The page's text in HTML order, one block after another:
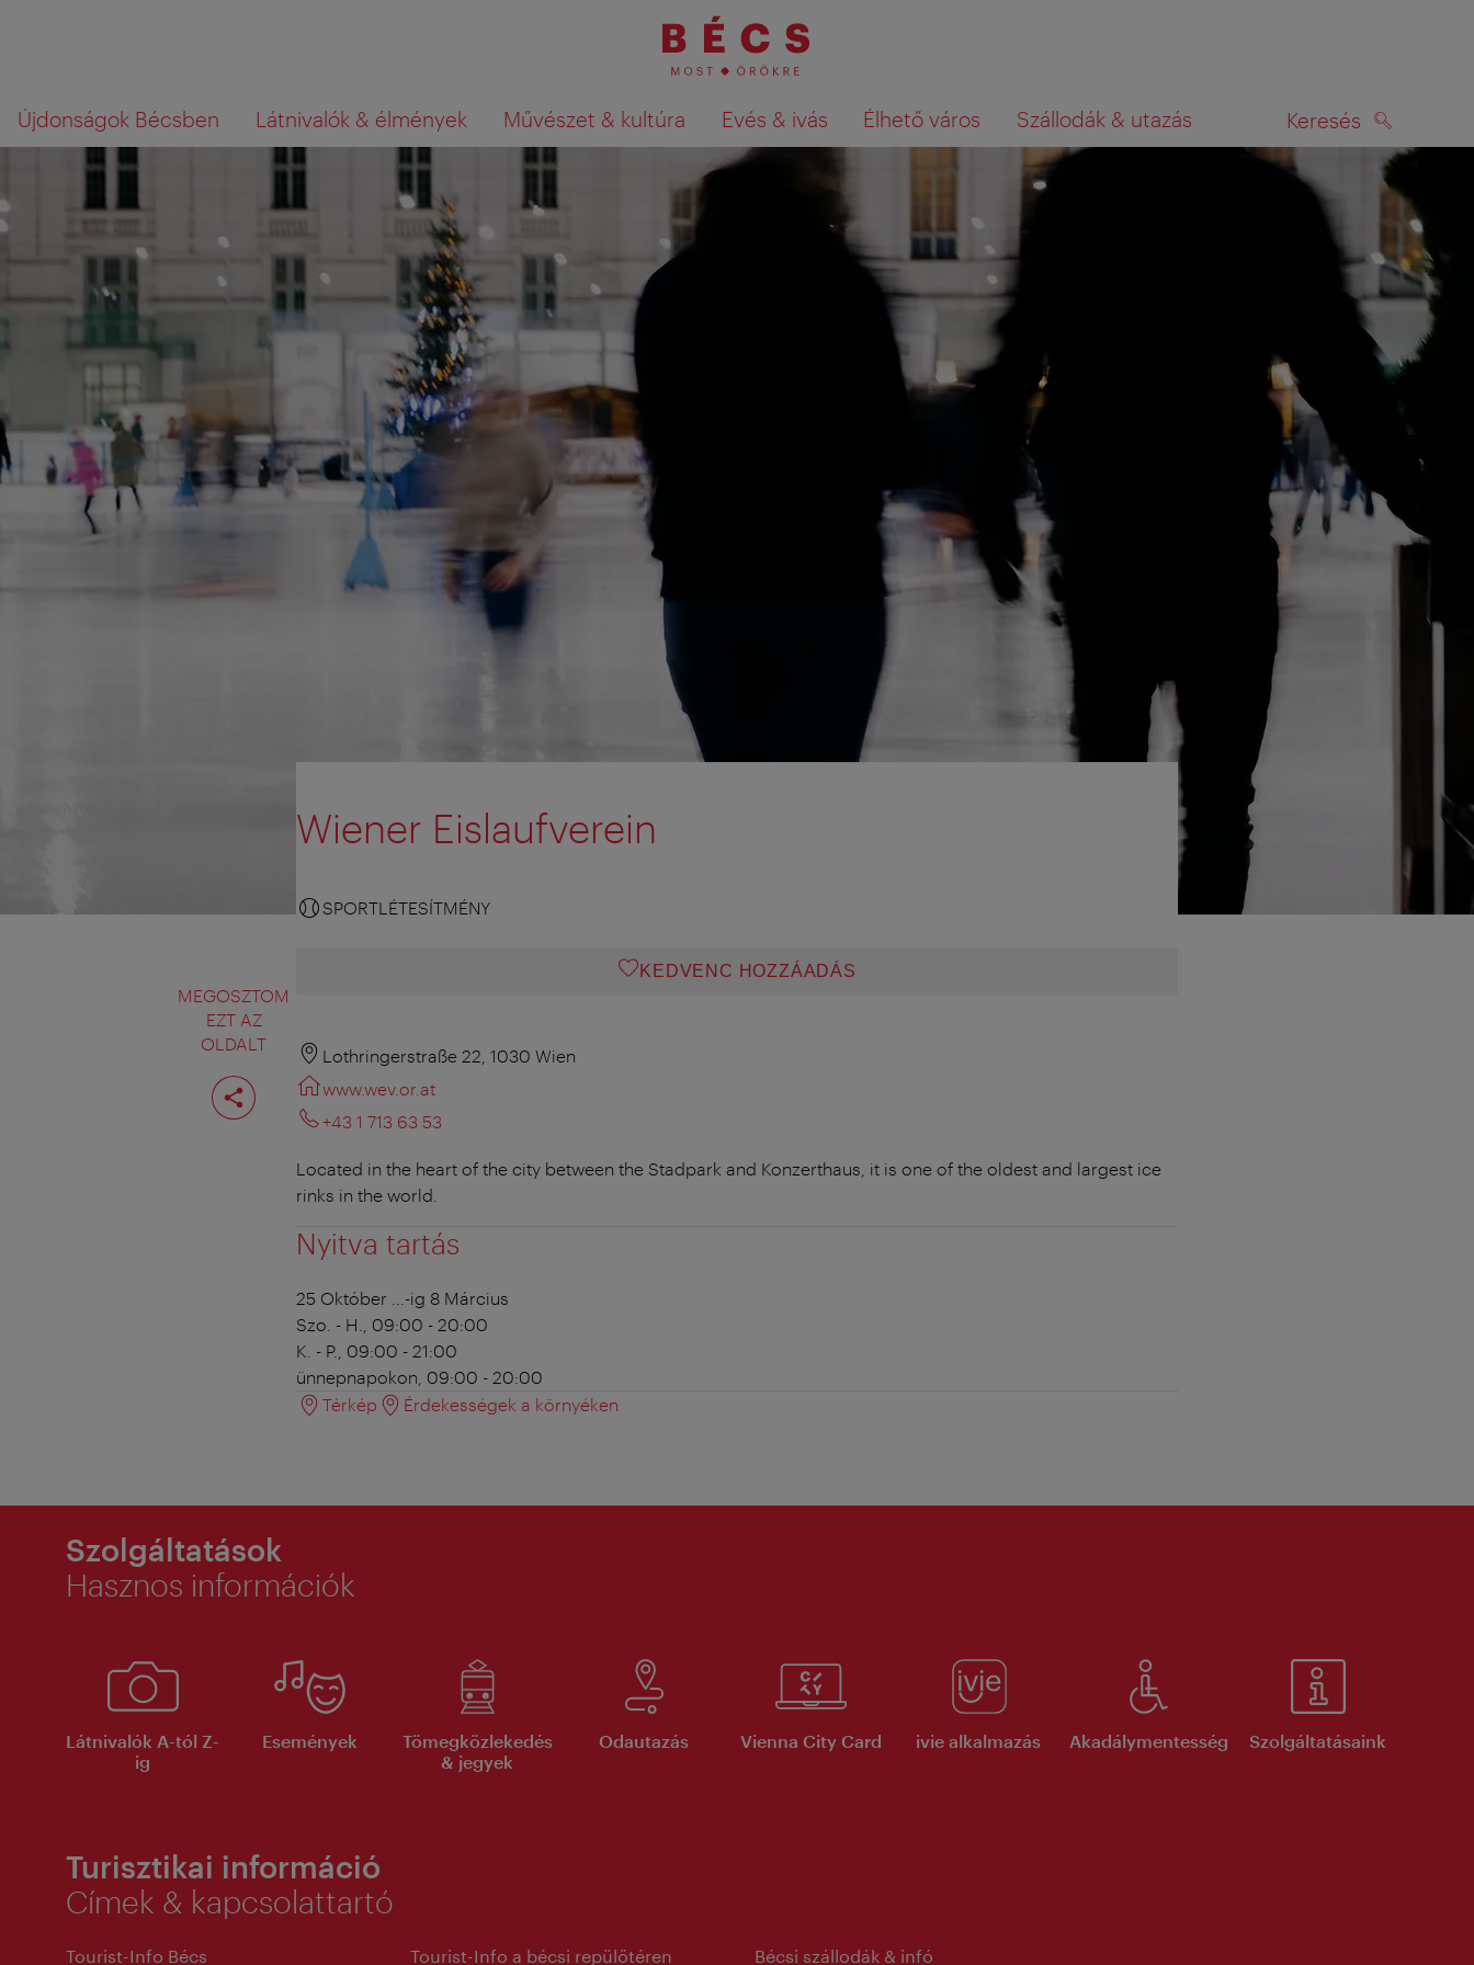
navigációhoz
tartalomhoz
Újdonságok Bécsben Látnivalók & élmények Művészet & kultúra Evés & ivás Élhető város Szállodák & utazás Keresés
Mit
az,
amit
keres?
Keresési találatok megjelenítése a térképen
MEGOSZTOM
EZT AZ
OLDALT
Oldal
megosztása
Wiener Eislaufverein
SPORTLÉTESÍTMÉNY
KEDVENC HOZZÁADÁS
Lothringerstraße 22, 1030 Wien
www.wev.or.at
+43 1 713 63 53
Located in the heart of the city between the Stadpark and Konzerthaus, it is one of the oldest and largest ice
rinks in the world.
Nyitva tartás
25 Október ...-ig 8 Március
Szo. - H., 09:00 - 20:00
K. - P., 09:00 - 21:00
ünnepnapokon, 09:00 - 20:00
Térkép
Érdekességek a környéken
Szolgáltatások
Hasznos információk
Látnivalók A-tól Z-
ig
Események
Tömegközlekedés
& jegyek
Odautazás Vienna City Card ivie alkalmazás Akadálymentesség Szolgáltatásaink
Turisztikai információ
Címek & kapcsolattartó
Tourist-Info Bécs Tourist-Info a bécsi repülőtéren Bécsi szállodák & infó